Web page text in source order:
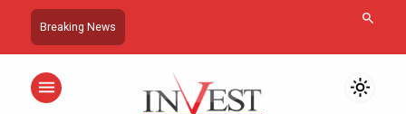
Breaking News search
menu light_mode